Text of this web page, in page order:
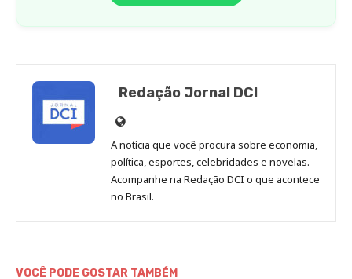
Redação Jornal DCI
Site
de
Redação
Jornal
DCI
A notícia que você procura sobre economia,
política, esportes, celebridades e novelas.
Acompanhe na Redação DCI o que acontece
no Brasil.
VOCÊ PODE GOSTAR TAMBÉM